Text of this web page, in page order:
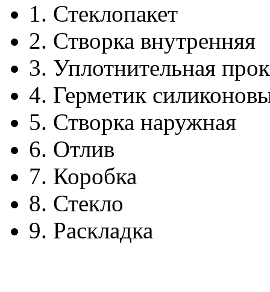
1. Стеклопакет
2. Створка внутренняя
3. Уплотнительная
4. Герметик
5. Створка наружная
6. Отлив
7. Коробка
8. Стекло
9. Раскладка